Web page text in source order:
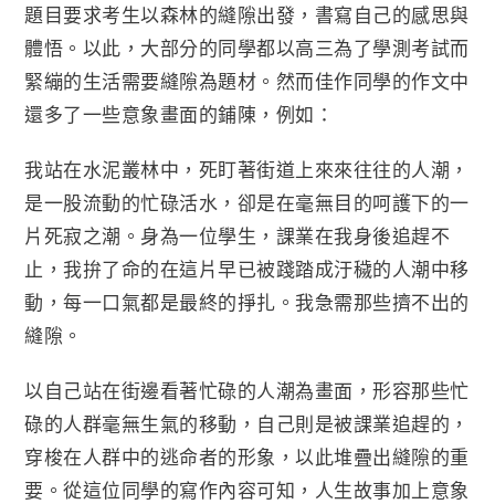
題目要求考生以森林的縫隙出發，書寫自己的感思與
體悟。以此，大部分的同學都以高三為了學測考試而
緊繃的生活需要縫隙為題材。然而佳作同學的作文中
還多了一些意象畫面的鋪陳，例如：
我站在水泥叢林中，死盯著街道上來來往往的人潮，
是一股流動的忙碌活水，卻是在毫無目的呵護下的一
片死寂之潮。身為一位學生，課業在我身後追趕不
止，我拚了命的在這片早已被踐踏成汙穢的人潮中移
動，每一口氣都是最終的掙扎。我急需那些擠不出的
縫隙。
以自己站在街邊看著忙碌的人潮為畫面，形容那些忙
碌的人群毫無生氣的移動，自己則是被課業追趕的，
穿梭在人群中的逃命者的形象，以此堆疊出縫隙的重
要。從這位同學的寫作內容可知，人生故事加上意象